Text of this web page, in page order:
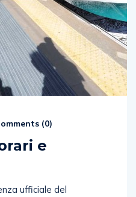
(0)
e
ufficiale del